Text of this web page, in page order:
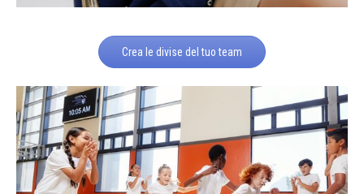
Crea le divise del tuo team